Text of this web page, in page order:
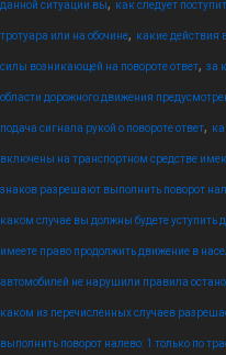
данной ситуации вы как следует
тротуара или на обочине, какие действия
силы возникающей на повороте ответ, за
области дорожного движения
подача сигнала рукой о повороте ответ,
включены на транспортном средстве
знаков разрешают выполнить поворот
каком случае вы должны будете уступить
имеете право продолжить движение в
автомобилей не нарушили правила
каком из перечисленных случаев
выполнить поворот налево: 1 только по